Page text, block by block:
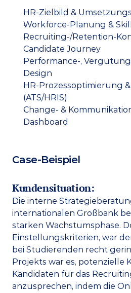
HR-Zielbild &
Workforce-Planung &
Recruiting-/Retention-
Candidate Journey
Performance-,
Design
HR-Prozessoptimierung
(ATS/HRIS)
Change- &
Dashboard
Case-Beispiel
Kundensituation:
Die interne
internationalen Großbank
starken Wachstumsphase.
Einstellungskriterien, war
bei Studierenden recht
Projekts war es, potenzielle
Kandidaten für das
anzusprechen, indem die